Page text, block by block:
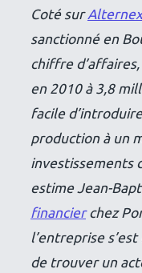
Coté sur
sanctionné en
chiffre
en 2010 à 3,8
facile
production à un
investissements
estime Jean-
financierchez
l’entreprise
de trouver un